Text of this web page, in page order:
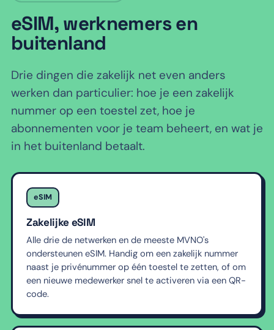
eSIM, werknemers en
buitenland
Drie dingen die zakelijk net even anders
werken dan particulier: hoe je een zakelijk
nummer op een toestel zet, hoe je
abonnementen voor je team beheert, en wat je
in het buitenland betaalt.
eSIM
Zakelijke eSIM
Alle drie de netwerken en de meeste MVNO's
ondersteunen eSIM. Handig om een zakelijk nummer
naast je privénummer op één toestel te zetten, of om
een nieuwe medewerker snel te activeren via een QR-
code.